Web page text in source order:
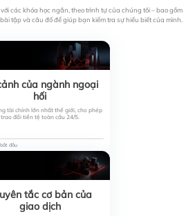
các khóa học ngắn, theo trình tự của chúng tôi – bao gồm
tập và câu đố để giúp bạn kiểm tra sự hiểu biết của mình.
của ngành ngoại
hối
tài chính lớn nhất thế giới, cho phép
trao đổi tiền tệ toàn cầu 24/5.
đầu
tắc cơ bản của
giao dịch